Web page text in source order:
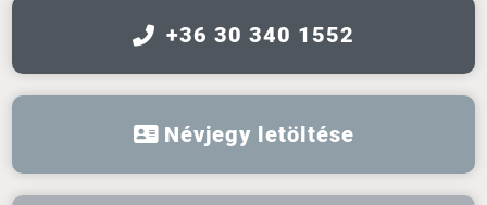
+36 30 340 1552
Névjegy letöltése